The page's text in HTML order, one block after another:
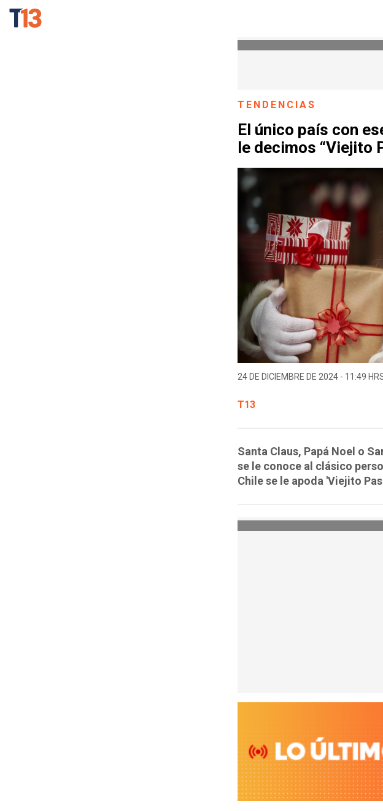
TENDENCIAS
El único país con
le decimos “Viejito
24 DE DICIEMBRE DE 2024 - 11:49
T13
Santa Claus, Papá Noel o
se le conoce al clásico
Chile se le apoda 'Viejito